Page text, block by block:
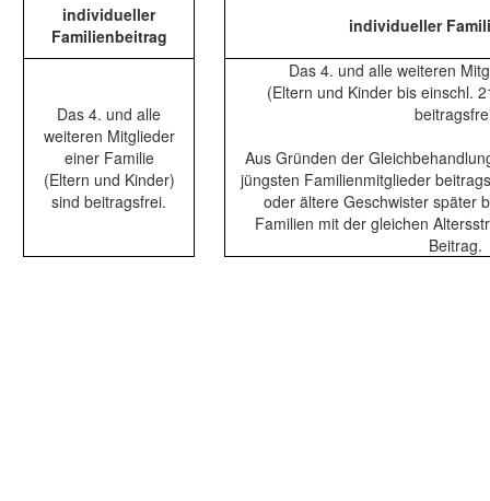
individueller
Familienbeitrag
individueller
Das 4. und alle
weiteren Mitglieder
einer Familie
(Eltern und Kinder)
sind beitragsfrei.
Das 4. und alle weiteren
(Eltern und Kinder bis einschl.
Aus Gründen der
jüngsten Familienmitglieder
oder ältere Geschwister später
Familien mit der gleichen
Beitrag.